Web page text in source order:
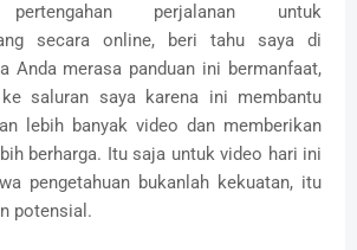
pertengahan perjalanan untuk
secara online, beri tahu saya di
Anda merasa panduan ini bermanfaat,
ke saluran saya karena ini membantu
lebih banyak video dan memberikan
berharga. Itu saja untuk video hari ini
pengetahuan bukanlah kekuatan, itu
potensial.